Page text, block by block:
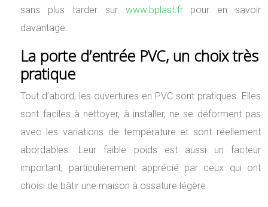
sans plus tarder sur www.bplast.frpour en savoir
davantage.
La porte d’entrée PVC, un choix très
pratique
Tout d’abord, les ouvertures en PVC sont pratiques. Elles
sont faciles à nettoyer, à installer, ne se déforment pas
avec les variations de température et sont réellement
abordables. Leur faible poids est aussi un facteur
important, particulièrement apprécié par ceux qui ont
choisi de bâtir une maison à ossature légère.